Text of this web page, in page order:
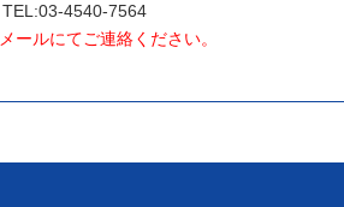
TEL:03-4540-7564
ールにてご連絡ください。